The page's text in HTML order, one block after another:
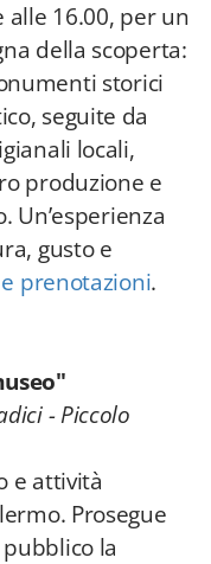
alle 16.00, per un
della scoperta:
storici
seguite da
locali,
produzione e
gusto e
prenotazioni.
- Piccolo
e attività
Prosegue
la